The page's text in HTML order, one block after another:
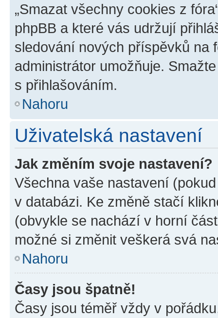
„Smazat všechny cookies z
phpBB a které vás udržují
sledování nových příspěvků na
administrátor umožňuje.
s přihlašováním.
Nahoru
Uživatelská nastavení
Jak změním svoje nastavení?
Všechna vaše nastavení
v databázi. Ke změně stačí
(obvykle se nachází v horní
možné si změnit veškerá svá
Nahoru
Časy jsou špatně!
Časy jsou téměř vždy v